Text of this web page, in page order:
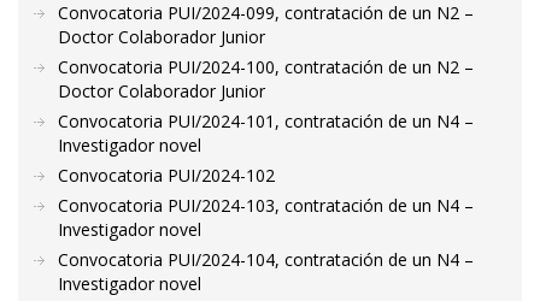
Convocatoria PUI/2024-099, contratación de un N2 –
Doctor Colaborador Junior
Convocatoria PUI/2024-100, contratación de un N2 –
Doctor Colaborador Junior
Convocatoria PUI/2024-101, contratación de un N4 –
Investigador novel
Convocatoria PUI/2024-102
Convocatoria PUI/2024-103, contratación de un N4 –
Investigador novel
Convocatoria PUI/2024-104, contratación de un N4 –
Investigador novel